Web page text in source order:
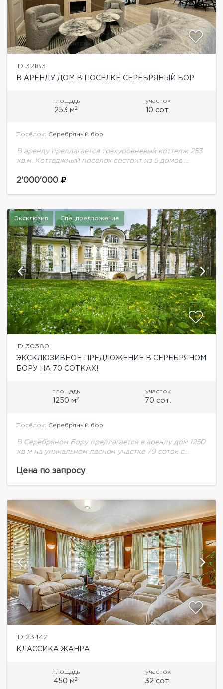
ID 32183
В АРЕНДУ ДОМ В ПОСЕЛКЕ СЕРЕБРЯНЫЙ БОР
площадь
253 м2
участок
10 сот.
Посёлок: Серебряный бор
В аренду предлагается трехуровневый коттедж 253
кв.м. Коттеджный поселок состоит из 5 домов,
этаж – прихожая, гардеробная, холл, гостевой
2'000'000
Эксклюзив Спецпредложение
ID 30380
ЭКСКЛЮЗИВНОЕ ПРЕДЛОЖЕНИЕ В СЕРЕБРЯНОМ
БОРУ НА 70 СОТКАХ!
площадь
1250 м2
участок
70 сот.
Посёлок: Серебряный бор
В Серебряном Бору предлагается в аренду дом 1250
кв м на уникальном лесном участке 70 соток с
ландшафтным дизайном. Современная отделка...
Цена по запросу
ID 23442
КЛАССИКА ЖАНРА
площадь
450 м2
участок
32 сот.